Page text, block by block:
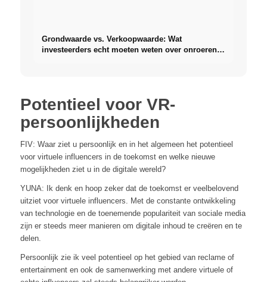
Grondwaarde vs. Verkoopwaarde: Wat
investeerders echt moeten weten over onroerend
Potentieel voor VR-
persoonlijkheden
FIV: Waar ziet u persoonlijk en in het algemeen het potentieel
voor virtuele influencers in de toekomst en welke nieuwe
mogelijkheden ziet u in de digitale wereld?
YUNA: Ik denk en hoop zeker dat de toekomst er veelbelovend
uitziet voor virtuele influencers. Met de constante ontwikkeling
van technologie en de toenemende populariteit van sociale media
zijn er steeds meer manieren om digitale inhoud te creëren en te
delen.
Persoonlijk zie ik veel potentieel op het gebied van reclame of
entertainment en ook de samenwerking met andere virtuele of